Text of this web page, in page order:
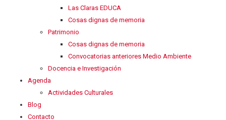
Las Claras EDUCA
Cosas dignas de memoria
Patrimonio
Cosas dignas de memoria
Convocatorias anteriores Medio Ambiente
Docencia e Investigación
Agenda
Actividades Culturales
Blog
Contacto